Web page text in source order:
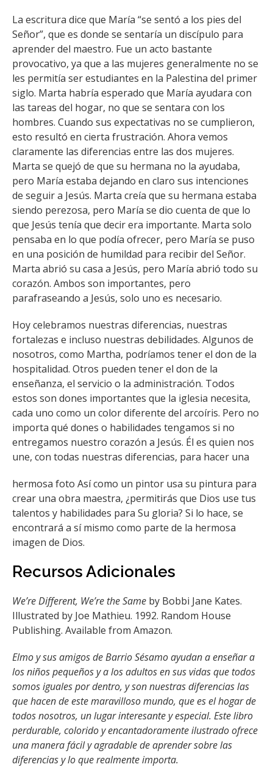
La escritura dice que María “se sentó a los pies del
Señor”, que es donde se sentaría un discípulo para
aprender del maestro. Fue un acto bastante
provocativo, ya que a las mujeres generalmente no se
les permitía ser estudiantes en la Palestina del primer
siglo. Marta habría esperado que María ayudara con
las tareas del hogar, no que se sentara con los
hombres. Cuando sus expectativas no se cumplieron,
esto resultó en cierta frustración. Ahora vemos
claramente las diferencias entre las dos mujeres.
Marta se quejó de que su hermana no la ayudaba,
pero María estaba dejando en claro sus intenciones
de seguir a Jesús. Marta creía que su hermana estaba
siendo perezosa, pero María se dio cuenta de que lo
que Jesús tenía que decir era importante. Marta solo
pensaba en lo que podía ofrecer, pero María se puso
en una posición de humildad para recibir del Señor.
Marta abrió su casa a Jesús, pero María abrió todo su
corazón. Ambos son importantes, pero
parafraseando a Jesús, solo uno es necesario.
Hoy celebramos nuestras diferencias, nuestras
fortalezas e incluso nuestras debilidades. Algunos de
nosotros, como Martha, podríamos tener el don de la
hospitalidad. Otros pueden tener el don de la
enseñanza, el servicio o la administración. Todos
estos son dones importantes que la iglesia necesita,
cada uno como un color diferente del arcoíris. Pero no
importa qué dones o habilidades tengamos si no
entregamos nuestro corazón a Jesús. Él es quien nos
une, con todas nuestras diferencias, para hacer una
hermosa foto Así como un pintor usa su pintura para
crear una obra maestra, ¿permitirás que Dios use tus
talentos y habilidades para Su gloria? Si lo hace, se
encontrará a sí mismo como parte de la hermosa
imagen de Dios.
Recursos Adicionales
We’re Different, We’re the Same by Bobbi Jane Kates.
Illustrated by Joe Mathieu. 1992. Random House
Publishing. Available from Amazon.
Elmo y sus amigos de Barrio Sésamo ayudan a enseñar a
los niños pequeños y a los adultos en sus vidas que todos
somos iguales por dentro, y son nuestras diferencias las
que hacen de este maravilloso mundo, que es el hogar de
todos nosotros, un lugar interesante y especial. Este libro
perdurable, colorido y encantadoramente ilustrado ofrece
una manera fácil y agradable de aprender sobre las
diferencias y lo que realmente importa.